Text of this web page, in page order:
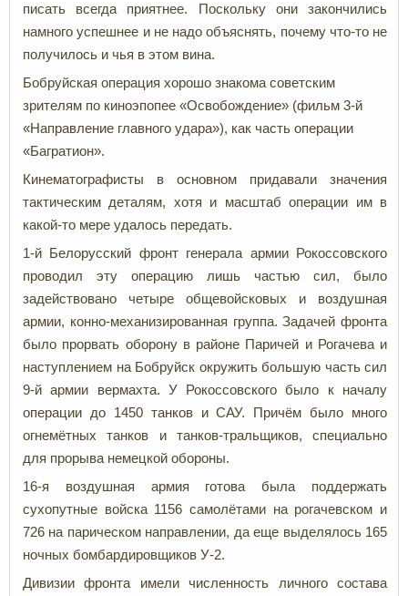
писать всегда приятнее. Поскольку они закончились
намного успешнее и не надо объяснять, почему что-то не
получилось и чья в этом вина.
Бобруйская операция хорошо знакома советским
зрителям по киноэпопее «Освобождение» (фильм 3-й
«Направление главного удара»), как часть операции
«Багратион».
Кинематографисты в основном придавали значения
тактическим деталям, хотя и масштаб операции им в
какой-то мере удалось передать.
1-й Белорусский фронт генерала армии Рокоссовского
проводил эту операцию лишь частью сил, было
задействовано четыре общевойсковых и воздушная
армии, конно-механизированная группа. Задачей фронта
было прорвать оборону в районе Паричей и Рогачева и
наступлением на Бобруйск окружить большую часть сил
9-й армии вермахта. У Рокоссовского было к началу
операции до 1450 танков и САУ. Причём было много
огнемётных танков и танков-тральщиков, специально
для прорыва немецкой обороны.
16-я воздушная армия готова была поддержать
сухопутные войска 1156 самолётами на рогачевском и
726 на парическом направлении, да еще выделялось 165
ночных бомбардировщиков У-2.
Дивизии фронта имели численность личного состава